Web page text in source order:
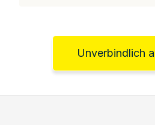
Unverbindlich